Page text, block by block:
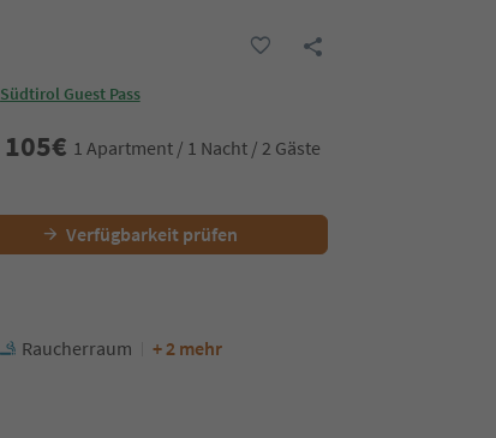
Südtirol Guest Pass
105€ 1 Apartment / 1 Nacht / 2 Gäste
Verfügbarkeit prüfen
Raucherraum + 2 mehr